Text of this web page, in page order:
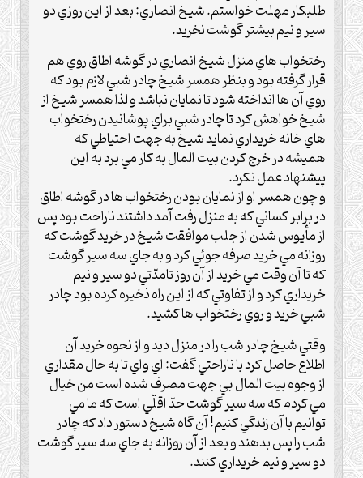
طلبکار مهلت خواستم.‌ شيخ انصاري: بعد از اين روزي دو
سير و نيم بيشتر گوشت نخريد.
رختخواب هاي منزل شيخ انصاري در گوشه اطاق روي هم
قرار گرفته بود و بنظر همسر شيخ چادر شبي لازم بود که
روي آن ها ‌انداخته شود تا نمايان نباشد و لذا همسر شيخ از
شيخ خواهش کرد تا چادر شبي براي پوشانيدن رختخواب
هاي خانه خريداري نمايد ‌شيخ به جهت احتياطي که
هميشه در خرج کردن بيت المال به کار مي برد به اين
پيشنهاد عمل نکرد‌.‌
و چون همسر او از نمايان بودن رختخواب ها در گوشه اطاق
در برابر کساني که به منزل رفت آمد داشتند ناراحت بود پس
از مأيوس ‌شدن از جلب موافقت شيخ در خريد گوشت که
روزانه مي خريد صرفه جوئي کرد و به جاي سه سير گوشت
که تا آن وقت مي خريد ‌از آن روز تامدّتي دو سير و نيم
خريداري کرد و از تفاوتي که از اين راه ذخيره کرده بود چادر
شبي خريد و روي رختخواب ها کشيد‌.‌
وقتي شيخ چادر شب را در منزل ديد و از نحوه خريد آن
اطلاع حاصل کرد با ناراحتي گفت: اي واي تا به حال مقداري
از وجوه بيت ‌المال بي جهت مصرف شده است من خيال
مي کردم که سه سير گوشت حدّ اقلّي است که ما مي
توانيم با آن زندگي کنيم! آن گاه شيخ ‌دستور داد که چادر
شب را پس بدهند و بعد از آن روزانه به جاي سه سير گوشت
دو سير و نيم خريداري کنند.‌